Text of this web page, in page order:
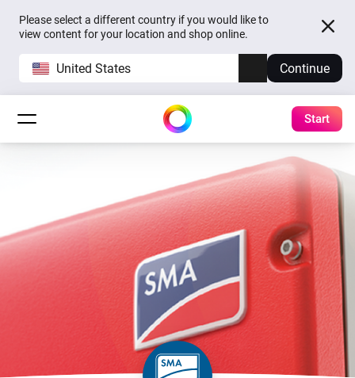
Please select a different country if you would like to
view content for your location and shop online.
United States Continue
Start